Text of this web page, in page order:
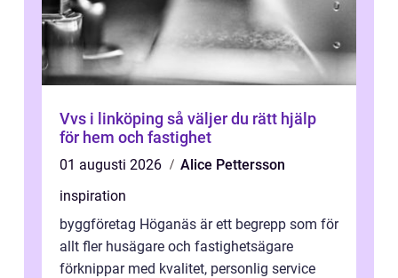
Vvs i linköping så väljer du rätt hjälp
för hem och fastighet
01 augusti 2026
Alice Pettersson
inspiration
byggföretag Höganäs är ett begrepp som för
allt fler husägare och fastighetsägare
förknippar med kvalitet, personlig service